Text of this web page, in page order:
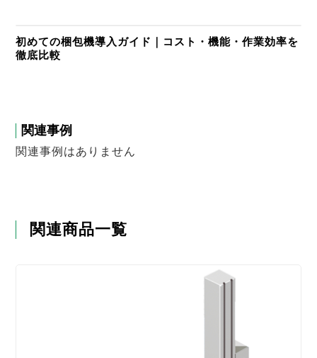
初めての梱包機導入ガイド｜コスト・機能・作業効率を
徹底比較
関連事例
関連事例はありません
関連商品一覧